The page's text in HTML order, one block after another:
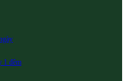
1 đêm